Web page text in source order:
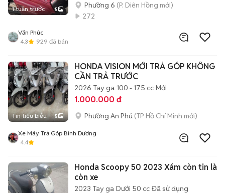
1 tuần trước 5 Phường 6 (P. Diên Hồng mới)
272
Văn Phúc
4.3
929 đã bán
Tin tiêu biểu 5
HONDA VISION MỚI TRẢ GÓP KHÔNG
CẦN TRẢ TRƯỚC
2026 Tay ga 100 - 175 cc Mới
1.000.000 đ
Phường An Phú (TP Hồ Chí Minh mới)
Xe Máy Trả Góp Bình Dương
4.4
Honda Scoopy 50 2023 Xám còn tin là
còn xe
2023 Tay ga Dưới 50 cc Đã sử dụng